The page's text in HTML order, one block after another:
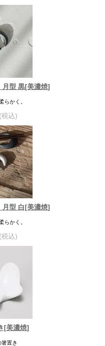
月型 黒[美濃焼]
らかく。
込)
月型 白[美濃焼]
らかく。
込)
[美濃焼]
置き